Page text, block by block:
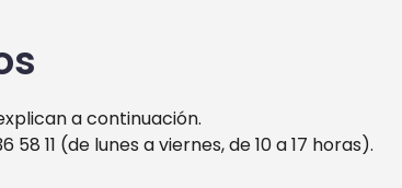
a continuación.
58 11 (de lunes a viernes, de 10 a 17 horas).